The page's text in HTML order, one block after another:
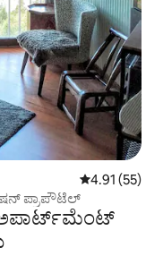
5 ರಲ್ಲಿ 4.91
4.91 (55)
m2 ಹಾರ್ಟ್ ಸ್ಟೇಷನ್ ಪ್ರಾಪೌಟೆಲ್